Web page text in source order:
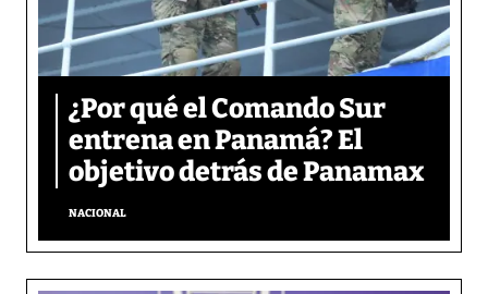
¿Por qué el Comando Sur
entrena en Panamá? El
objetivo detrás de Panamax
NACIONAL